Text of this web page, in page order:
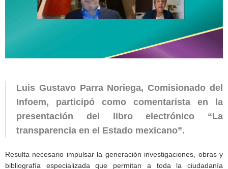
Luis Gustavo Parra Noriega, Comisionado del
Infoem, participó como comentarista en la
presentación del libro electrónico “La
transparencia en el Estado mexicano”.
Resulta necesario impulsar la generación investigaciones, obras y
bibliografía especializada que permitan a toda la ciudadanía